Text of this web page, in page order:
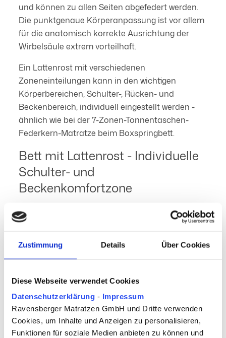
Zustimmung Details Über Cookies
Diese Webseite verwendet Cookies
Datenschutzerklärung - Impressum
Ravensberger Matratzen GmbH und Dritte verwenden
Cookies, um Inhalte und Anzeigen zu personalisieren,
Funktionen für soziale Medien anbieten zu können und
und können zu allen Seiten abgefedert werden.
Die punktgenaue Körperanpassung ist vor allem
für die anatomisch korrekte Ausrichtung der
Wirbelsäule extrem vorteilhaft.
Ein Lattenrost mit verschiedenen
Zoneneinteilungen kann in den wichtigen
Körperbereichen, Schulter-, Rücken- und
Beckenbereich, individuell eingestellt werden -
ähnlich wie bei der 7-Zonen-Tonnentaschen-
Federkern-Matratze beim Boxspringbett.
Bett mit Lattenrost - Individuelle
Schulter- und
Beckenkomfortzone
Flexible Leisten können auf den persönlichen
Bedarf eingestellt werden. Besonders wichtig ist
da hier sehr viel Körpergewicht aufliegt. Eine
genaue Einstellung begünstigt das Einsinken der
nicht nur das bloße Verschieben ist hier möglich,
sondern auch eine unterschiedliche
höhenverstellbare Anordnung der Leisten.
Auch im Beckenbereich ist eine Anpassung des